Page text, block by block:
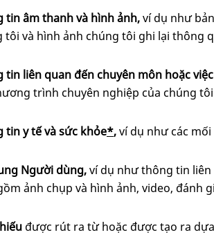
tin âm thanh và hình ảnh,ví dụ như
tôi và hình ảnh chúng tôi ghi lại thông
tin liên quan đến chuyên môn hoặc
trình chuyên nghiệp của chúng
tin y tế và sức khỏe*,ví dụ như các mối
Người dùng,ví dụ như thông tin liên
ảnh chụp và hình ảnh, video, đánh
được rút ra từ hoặc được tạo ra